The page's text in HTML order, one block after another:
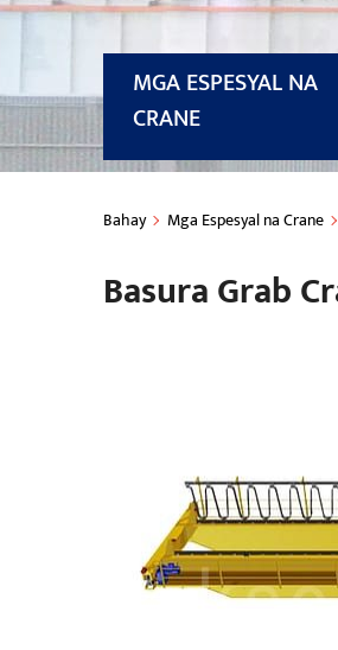
MGA ESPESYAL NA
CRANE
Bahay Mga Espesyal na Crane
Basura Grab